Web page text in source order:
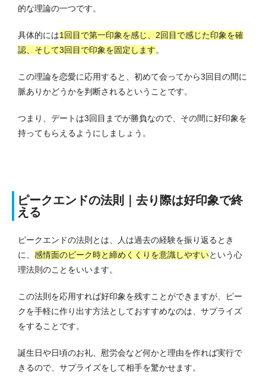
的な理論の一つです。
具体的には1回目で第一印象を感じ、2回目で感じた印象を確
認、そして3回目で印象を固定します。
この理論を恋愛に応用すると、初めて会ってから3回目の間に
脈ありかどうかを判断されるということです。
つまり、デートは3回目までが勝負なので、その間に好印象を
持ってもらえるようにしましょう。
ピークエンドの法則｜去り際は好印象で終
える
ピークエンドの法則とは、人は過去の経験を振り返るとき
に、 感情面のピーク時と締めくくりを意識しやすいという心
理法則のことをいいます。
この法則を応用すれば好印象を残すことができますが、ピー
クを手軽に作り出す方法としておすすめなのは、サプライズ
をすることです。
誕生日や日頃のお礼、慰労会など何かと理由を作れば実行で
きるので、サプライズをして相手を驚かせます。